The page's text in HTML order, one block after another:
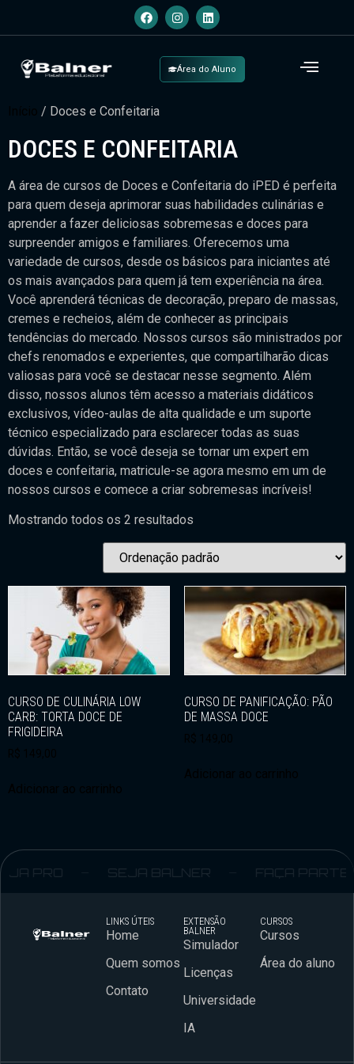
Área do Aluno
/ Doces e Confeitaria
DOCES E CONFEITARIA
A área de cursos de Doces e Confeitaria do iPED é perfeita
para quem deseja aprimorar suas habilidades culinárias e
aprender a fazer deliciosas sobremesas e doces para
surpreender amigos e familiares. Oferecemos uma
variedade de cursos, desde os básicos para iniciantes até
os mais avançados para quem já tem experiência na área.
Você aprenderá técnicas de decoração, preparo de massas,
cremes e recheios, além de conhecer as principais
tendências do mercado. Nossos cursos são ministrados por
chefs renomados e experientes, que compartilharão dicas
valiosas para você se destacar nesse segmento. Além
disso, nossos alunos têm acesso a materiais didáticos
exclusivos, vídeo-aulas de alta qualidade e um suporte
técnico especializado para esclarecer todas as suas
dúvidas. Então, se você deseja se tornar um expert em
doces e confeitaria, matricule-se agora mesmo em um de
nossos cursos e comece a criar sobremesas incríveis!
Mostrando todos os 2 resultados
CURSO DE CULINÁRIA LOW
CARB: TORTA DOCE DE
FRIGIDEIRA
CURSO DE PANIFICAÇÃO: PÃO
DE MASSA DOCE
PRO SEJA BALNER FAÇA PARTE
LINKS ÚTEIS
Home
Quem somos
Contato
EXTENSÃO
BALNER
Simulador
Licenças
Universidade
IA
CURSOS
Cursos
Área do aluno